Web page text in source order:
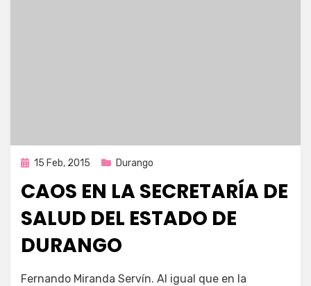
Publicada
15 Feb, 2015 Durango
CAOS EN LA SECRETARÍA DE
SALUD DEL ESTADO DE
DURANGO
Enrique
Fernando Miranda Servín. Al igual que en la